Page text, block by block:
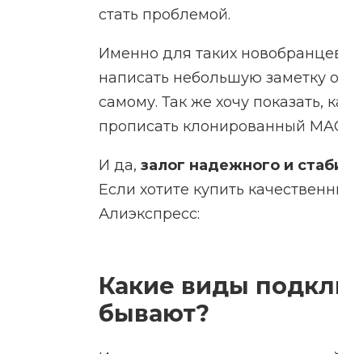
стать проблемой.
Именно для таких
написать небольшую заметку
самому. Так же хочу показать,
прописать клонированный
И да, залог надежного и
Если хотите купить
Алиэкспресс:
Какие виды
бывают?